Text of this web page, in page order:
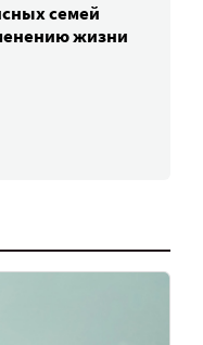
семей
жизни